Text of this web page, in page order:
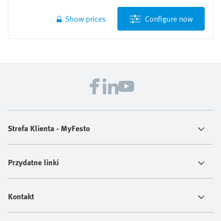
Kompletne rozwiązanie składające się z mechaniki
napędu, silnika i sterownika silnika
Precyzyjne ruchy XY dzięki wydajnemu napędowi ze
Ochrona przez wpływem czynników zewnętrznych
dzięki zabudowie prowadnicy wewnątrz napędu
nie jest wymagany żaden zewnętrzny serwonapęd ani
szafka sterownicza
Standardowo zintegrowane są dwie opcje
sterowania: przez We/Wy cyfrowe i IO-Link
Energy consumption per year
Show prices Configure now
Strefa Klienta - MyFesto
Przydatne linki
Kontakt